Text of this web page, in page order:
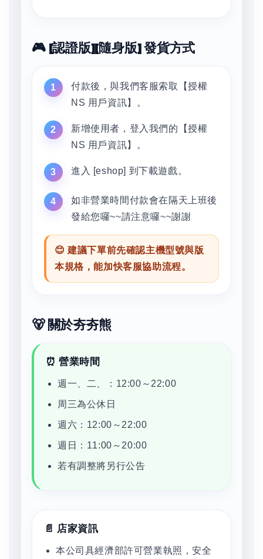
🎮 [認證版][隨身版] 發貨方式
付款後，與我們客服索取【授權
NS 用戶資訊】。
新增使用者，登入我們的【授權
NS 用戶資訊】。
進入 [eshop] 到下載遊戲。
如非營業時間付款會在隔天上班後
發給您囉~~請注意囉~~謝謝
😊 建議下單前先確認主機型號與版
本規格，能加快客服協助流程。
🐻 關於夯夯熊
⏰ 營業時間
週一、二、：12:00～22:00
周三為公休日
週六：12:00～22:00
週日：11:00～20:00
若有調整將另行公告
📄 店家資訊
本公司具經濟部許可營業執照，安全